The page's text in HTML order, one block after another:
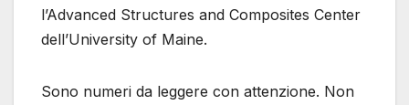
l’Advanced Structures and Composites Center
dell’University of Maine.
Sono numeri da leggere con attenzione. Non